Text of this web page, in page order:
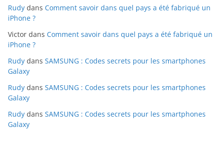
Rudy dans Comment savoir dans quel pays a été fabriqué un
iPhone ?
Victor dans Comment savoir dans quel pays a été fabriqué un
iPhone ?
Rudy dans SAMSUNG : Codes secrets pour les smartphones
Galaxy
Rudy dans SAMSUNG : Codes secrets pour les smartphones
Galaxy
Rudy dans SAMSUNG : Codes secrets pour les smartphones
Galaxy